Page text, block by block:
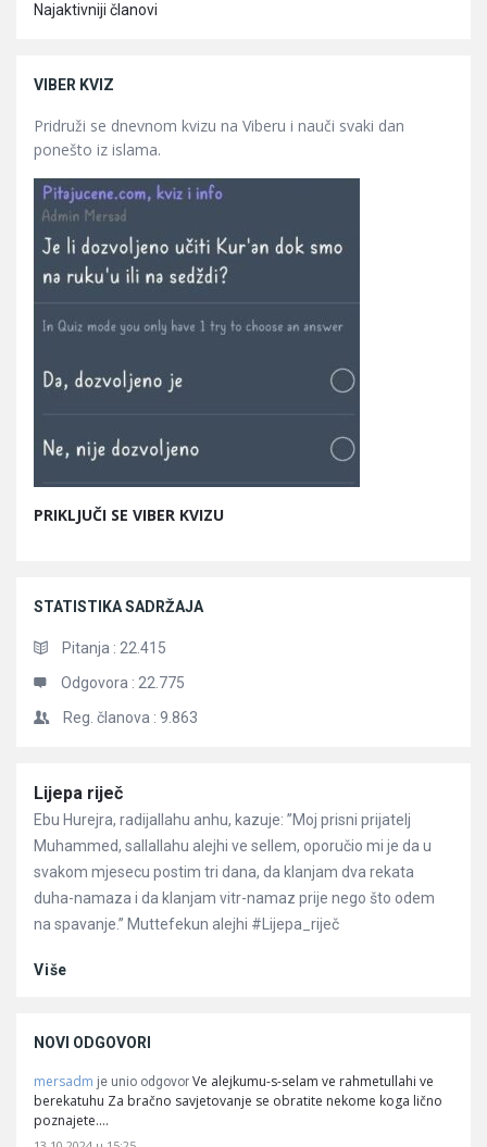
Najaktivniji članovi
VIBER KVIZ
Pridruži se dnevnom kvizu na Viberu i nauči svaki dan
ponešto iz islama.
PRIKLJUČI SE VIBER KVIZU
STATISTIKA SADRŽAJA
Pitanja : 22.415
Odgovora : 22.775
Reg. članova : 9.863
Članci
Lijepa riječ
Ebu Hurejra, radijallahu anhu, kazuje: ”Moj prisni prijatelj
Muhammed, sallallahu alejhi ve sellem, oporučio mi je da u
svakom mjesecu postim tri dana, da klanjam dva rekata
duha-namaza i da klanjam vitr-namaz prije nego što odem
na spavanje.” Muttefekun alejhi #Lijepa_riječ
Više
NOVI ODGOVORI
mersadm je unio odgovor Ve alejkumu-s-selam ve rahmetullahi ve
berekatuhu Za bračno savjetovanje se obratite nekome koga lično
poznajete.…